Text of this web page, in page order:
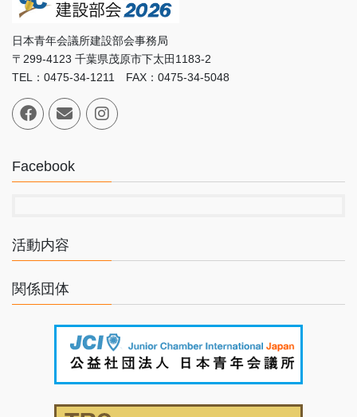
日本青年会議所建設部会事務局
〒299-4123 千葉県茂原市下太田1183-2
TEL：0475-34-1211 FAX：0475-34-5048
Facebook
活動内容
関係団体